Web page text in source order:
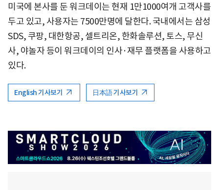
미국에 본사를 둔 워크데이는 현재 1만1000여개 고객사를
두고 있고, 사용자는 7500만명에 달한다. 국내에서는 삼성
SDS, 쿠팡, 대한항공, 셀트리온, 한화솔루션, 토스, 무신
사, 야놀자 등이 워크데이의 인사·재무 플랫폼을 사용하고
있다.
English 기사보기 日本語 기사보기